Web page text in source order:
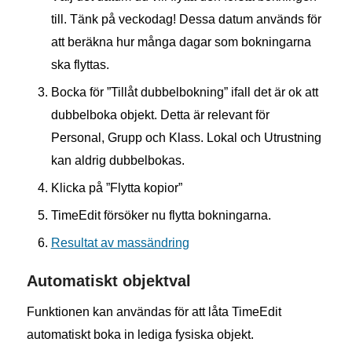
till. Tänk på veckodag! Dessa datum används för
att beräkna hur många dagar som bokningarna
ska flyttas.
Bocka för ”Tillåt dubbelbokning” ifall det är ok att
dubbelboka objekt. Detta är relevant för
Personal, Grupp och Klass. Lokal och Utrustning
kan aldrig dubbelbokas.
Klicka på ”Flytta kopior”
TimeEdit försöker nu flytta bokningarna.
Resultat av massändring
Automatiskt objektval
Funktionen kan användas för att låta TimeEdit
automatiskt boka in lediga fysiska objekt.